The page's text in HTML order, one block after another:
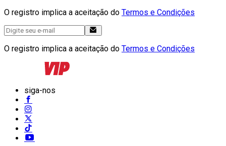
O registro implica a aceitação do Termos e Condições
O registro implica a aceitação do Termos e Condições
siga-nos